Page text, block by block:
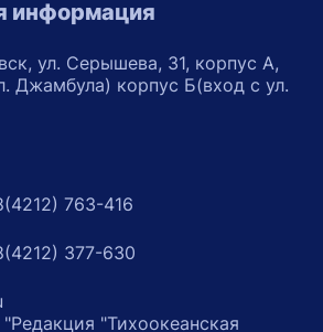
информация
ул. Серышева, 31, корпус А,
Джамбула) корпус Б(вход с ул.
763-416
377-630
"Тихоокеанская